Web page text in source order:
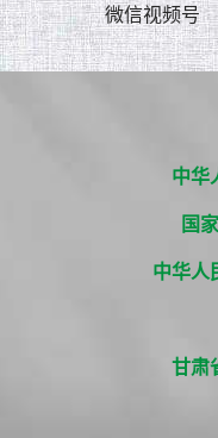
微信视频号
中华
国
中华人
甘肃